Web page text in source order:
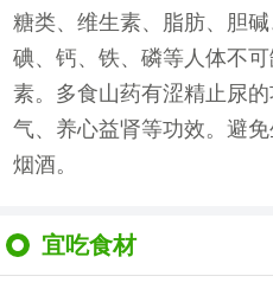
糖类、维生素、脂肪、胆
碘、钙、铁、磷等人体不
素。多食山药有涩精止尿
气、养心益肾等功效。避
烟酒。
宜吃食材